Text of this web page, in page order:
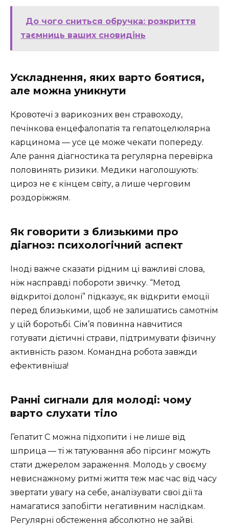
До чого сниться обручка: розкриття
таємниць ваших сновидінь
Ускладнення, яких варто боятися,
але можна уникнути
Кровотечі з варикозних вен стравоходу,
печінкова енцефалопатія та гепатоцелюлярна
карцинома — усе це може чекати попереду.
Але рання діагностика та регулярна перевірка
половинять ризики. Медики наголошують:
цироз не є кінцем світу, а лише черговим
роздоріжжям.
Як говорити з близькими про
діагноз: психологічний аспект
Іноді важче сказати рідним ці важливі слова,
ніж насправді побороти звичку. “Метод
відкритої долоні” підказує, як відкрити емоції
перед близькими, щоб не залишатись самотнім
у цій боротьбі. Сім’я повинна навчитися
готувати дієтичні страви, підтримувати фізичну
активність разом. Командна робота завжди
ефективніша!
Ранні сигнали для молоді: чому
варто слухати тіло
Гепатит C можна підхопити і не лише від
шприца — ті ж татуювання або пірсинг можуть
стати джерелом зараження. Молодь у своєму
невиснажному ритмі життя теж має час від часу
звертати увагу на себе, аналізувати свої дії та
намагатися запобігти негативним наслідкам.
Регулярні обстеження абсолютно не зайві.